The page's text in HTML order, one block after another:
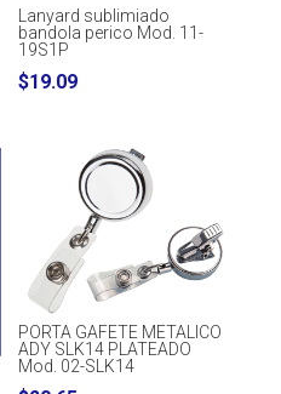
Lanyard sublimiado
bandola perico Mod. 11-
19S1P
$19.09
PORTA GAFETE METALICO
ADY SLK14 PLATEADO
Mod. 02-SLK14